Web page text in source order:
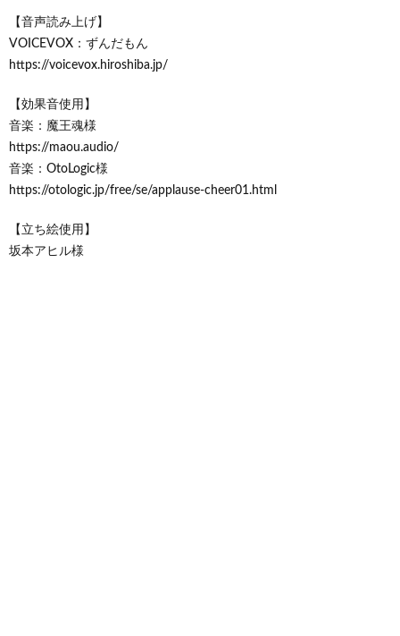
【音声読み上げ】
VOICEVOX：ずんだもん
https://voicevox.hiroshiba.jp/
【効果音使用】
音楽：魔王魂様
https://maou.audio/
音楽：OtoLogic様
https://otologic.jp/free/se/applause-cheer01.html
【立ち絵使用】
坂本アヒル様